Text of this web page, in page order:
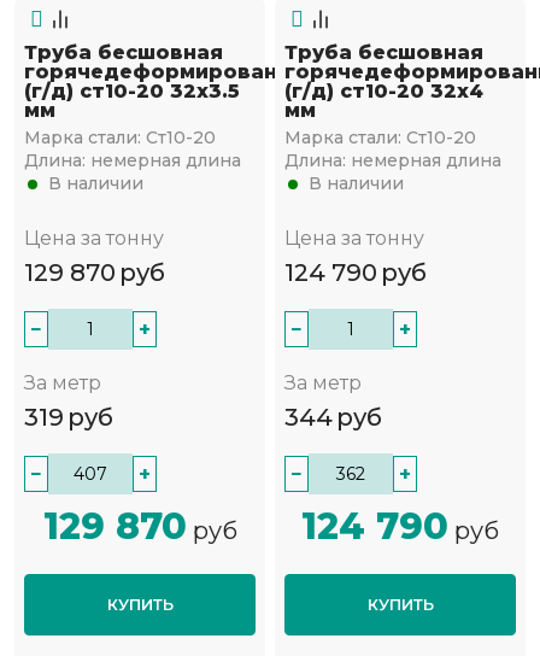
Труба бесшовная
горячедеформированная
(г/д) ст10-20 32х3.5
мм
Марка стали: Ст10-20
Длина: немерная длина
В наличии
Цена за тонну
129 870 руб
− +
За метр
319 руб
− +
129 870 руб
КУПИТЬ
Труба бесшовная
(г/д) ст10-20 32х4
мм
Марка стали: Ст10-20
Длина: немерная длина
В наличии
Цена за тонну
124 790 руб
− +
За метр
344 руб
− +
124 790 руб
КУПИТЬ